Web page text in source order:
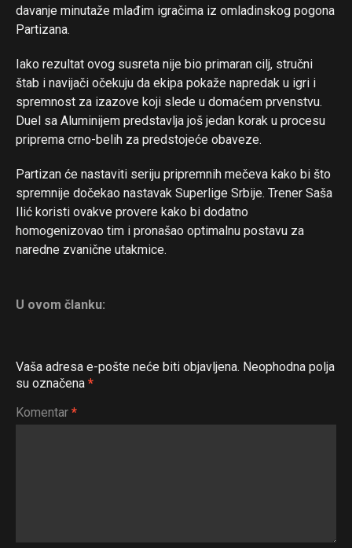
davanje minutaže mlađim igračima iz omladinskog pogona
Partizana.
Iako rezultat ovog susreta nije bio primaran cilj, stručni
štab i navijači očekuju da ekipa pokaže napredak u igri i
spremnost za izazove koji slede u domaćem prvenstvu.
Duel sa Aluminijem predstavlja još jedan korak u procesu
priprema crno-belih za predstojeće obaveze.
Partizan će nastaviti seriju pripremnih mečeva kako bi što
spremnije dočekao nastavak Superlige Srbije. Trener Saša
Ilić koristi ovakve provere kako bi dodatno
homogenizovao tim i pronašao optimalnu postavu za
naredne zvanične utakmice.
U ovom članku:
Vaša adresa e-pošte neće biti objavljena. Neophodna polja
su označena *
Komentar *
Whatsapp